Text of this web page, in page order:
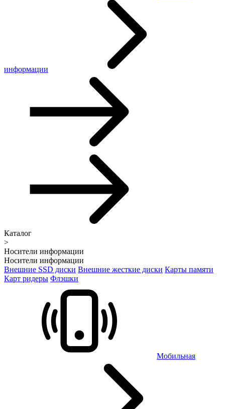
информации
Каталог
>
Носители информации
Носители информации
Внешние SSD диски Внешние жесткие диски Карты памяти
Карт ридеры Флэшки
Мобильная